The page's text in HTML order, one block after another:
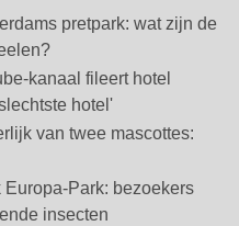
pretpark: wat zijn de
kanaal fileert hotel
hotel'
van twee mascottes:
Park: bezoekers
insecten